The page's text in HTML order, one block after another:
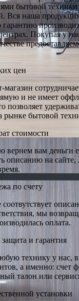
бытовой техники
Вся наша
Покупая у
цен
и не имеет
позволяет
рынке бытовой
стоимости
вам деньги
описанию на сайте,
по счету
соотвутствует
мы
оплата.
и гарантия
технику у нас,
а именно: счет
талон или
установки